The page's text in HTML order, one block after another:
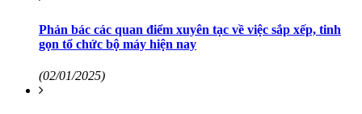
Phản bác các quan điểm xuyên tạc về việc sắp xếp, tinh
gọn tổ chức bộ máy hiện nay
(02/01/2025)